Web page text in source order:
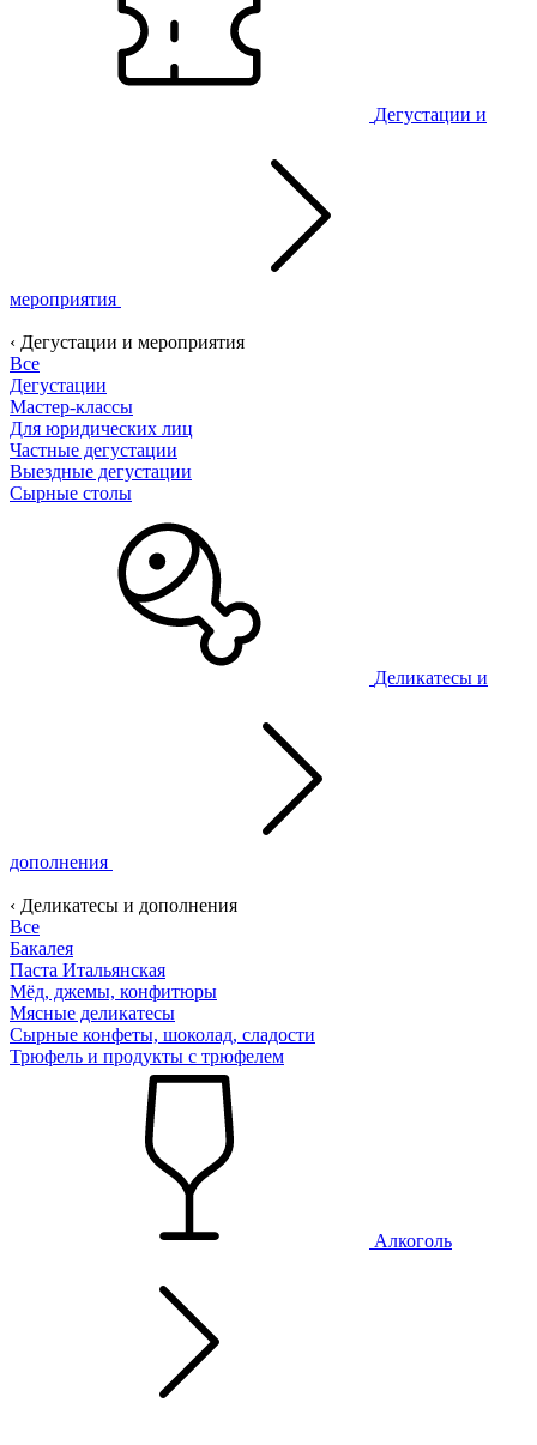
Дегустации и
мероприятия
‹ Дегустации и мероприятия
Все
Дегустации
Мастер-классы
Для юридических лиц
Частные дегустации
Выездные дегустации
Сырные столы
Деликатесы и
дополнения
‹ Деликатесы и дополнения
Все
Бакалея
Паста Итальянская
Мёд, джемы, конфитюры
Мясные деликатесы
Сырные конфеты, шоколад, сладости
Трюфель и продукты с трюфелем
Алкоголь